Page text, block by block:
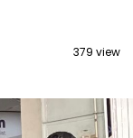
379 view